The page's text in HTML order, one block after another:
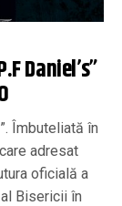
Daniel’s”
Îmbuteliată în
adresat
oficială a
Bisericii în